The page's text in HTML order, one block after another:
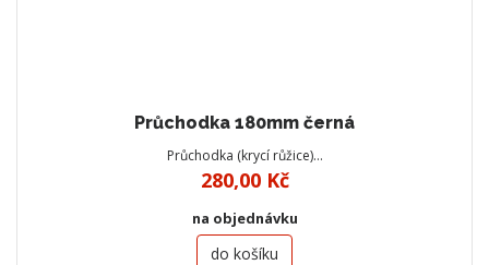
Průchodka 180mm černá
Průchodka (krycí růžice)…
280,00 Kč
na objednávku
do košíku